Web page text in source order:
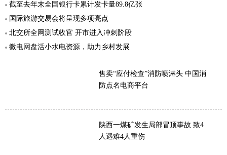
截至去年末全国银行卡累计发卡量89.8亿张
国际旅游交易会将呈现多项亮点
北交所全网测试收官 开市进入冲刺阶段
微电网盘活小水电资源，助力乡村发展
售卖“应付检查”消防喷淋头 中国消
防点名电商平台
陕西一煤矿发生局部冒顶事故 致4
人遇难4人重伤